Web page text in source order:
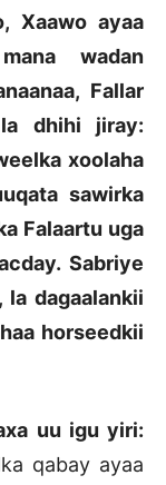
Xaawo ayaa
wadan
Fallar
dhihi jiray:
xoolaha
sawirka
Falaartu uga
Sabriye
la dagaalankii
horseedkii
uu igu yiri:
qabay ayaa